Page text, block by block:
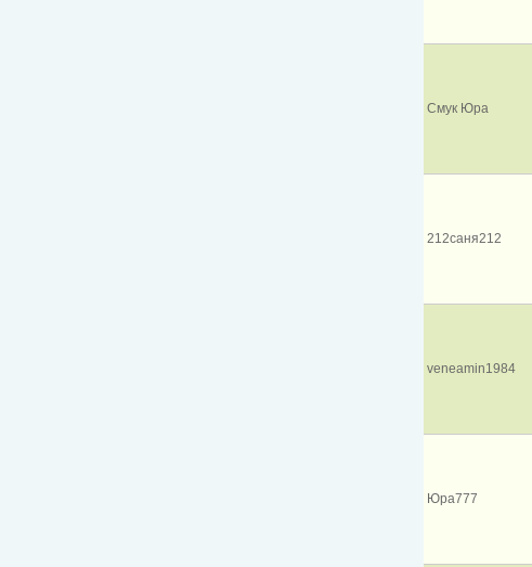
Смук Юра
212саня212
veneamin1984
Юра777